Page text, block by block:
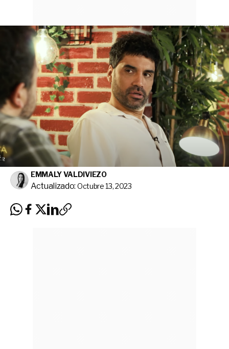
EMMALY VALDIVIEZO
Actualizado: Octubre 13, 2023